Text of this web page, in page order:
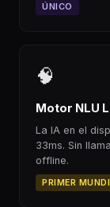
ÚNICO
🧠
Motor NLU
La IA en el
33ms. Sin
offline.
PRIMER